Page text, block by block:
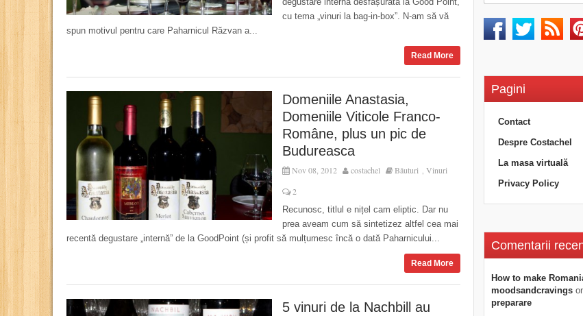
cu tema „vinuri la bag-in-box”. N-am să vă
spun motivul pentru care Paharnicul Răzvan a...
Read More
Domeniile Anastasia,
Domeniile Viticole Franco-
Române, plus un pic de
Budureasca
Nov 08, 2012 costachel Băuturi , Vinuri
2
Recunosc, titlul e nițel cam eliptic. Dar nu
prea aveam cum să sintetizez altfel cea mai
recentă degustare „internă” de la GoodPoint (și profit să mulțumesc încă o dată Paharnicului...
Read More
5 vinuri de la Nachbill au
Pagini
Contact
Despre Costachel
La masa virtuală
Privacy Policy
Comentarii
How to make
moodsandcravings
preparare